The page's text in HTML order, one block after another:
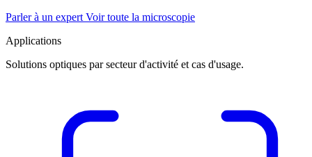
Parler à un expert Voir toute la microscopie
Applications
Solutions optiques par secteur d'activité et cas d'usage.